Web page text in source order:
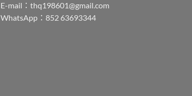
E-mail： thq198601@gmail.com
WhatsApp：852 63693344